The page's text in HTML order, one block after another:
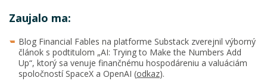
Zaujalo ma:
Blog Financial Fables na platforme Substack zverejnil výborný
článok s podtitulom „AI: Trying to Make the Numbers Add
Up“, ktorý sa venuje finančnému hospodáreniu a valuáciám
spoločností SpaceX a OpenAI (odkaz).